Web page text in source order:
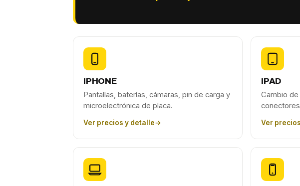
IPHONE
Pantallas, baterías, cámaras, pin de carga y
microelectrónica de placa.
Ver precios y detalle→
IPAD
Cambio
Ver